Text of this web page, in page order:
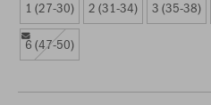
1 (27-30) 2 (31-34) 3 (35-38)
6 (47-50)